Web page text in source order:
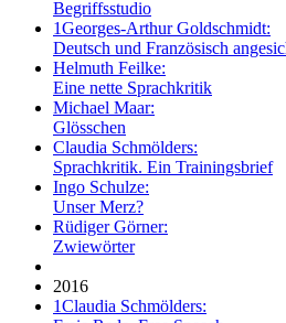
Begriffsstudio
1Georges-Arthur Goldschmidt:
Deutsch und Französisch
Helmuth Feilke:
Eine nette Sprachkritik
Michael Maar:
Glösschen
Claudia Schmölders:
Sprachkritik. Ein Trainingsbrief
Ingo Schulze:
Unser Merz?
Rüdiger Görner:
Zwiewörter
2016
1Claudia Schmölders: